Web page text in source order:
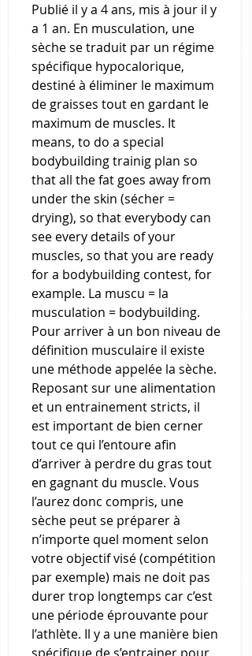
Publié il y a 4 ans, mis à jour il y
a 1 an. En musculation, une
sèche se traduit par un régime
spécifique hypocalorique,
destiné à éliminer le maximum
de graisses tout en gardant le
maximum de muscles. It
means, to do a special
bodybuilding trainig plan so
that all the fat goes away from
under the skin (sécher =
drying), so that everybody can
see every details of your
muscles, so that you are ready
for a bodybuilding contest, for
example. La muscu = la
musculation = bodybuilding.
Pour arriver à un bon niveau de
définition musculaire il existe
une méthode appelée la sèche.
Reposant sur une alimentation
et un entrainement stricts, il
est important de bien cerner
tout ce qui l’entoure afin
d’arriver à perdre du gras tout
en gagnant du muscle. Vous
l’aurez donc compris, une
sèche peut se préparer à
n’importe quel moment selon
votre objectif visé (compétition
par exemple) mais ne doit pas
durer trop longtemps car c’est
une période éprouvante pour
l’athlète. Il y a une manière bien